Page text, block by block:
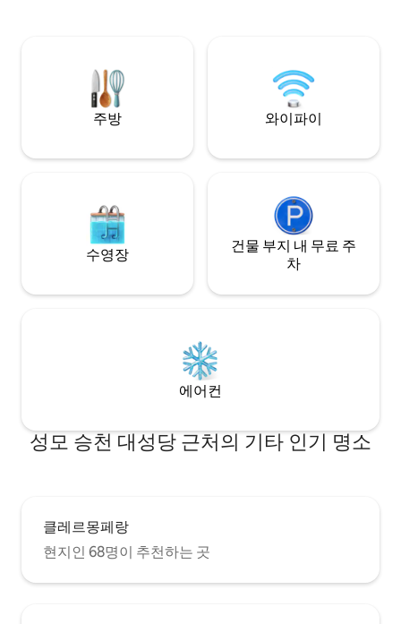
시설이 완비된 주방 - 타월 드라이어가 있는
주방 와이파이
수영장
건물 부지 내 무료 주
차
에어컨
성모 승천 대성당 근처의 기타 인기 명소
클레르몽페랑
현지인 68명이 추천하는 곳